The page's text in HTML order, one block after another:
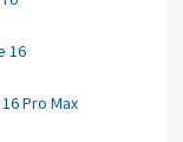
16
Pro Max